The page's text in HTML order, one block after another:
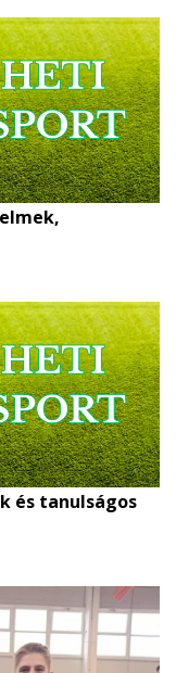
és tanulságos